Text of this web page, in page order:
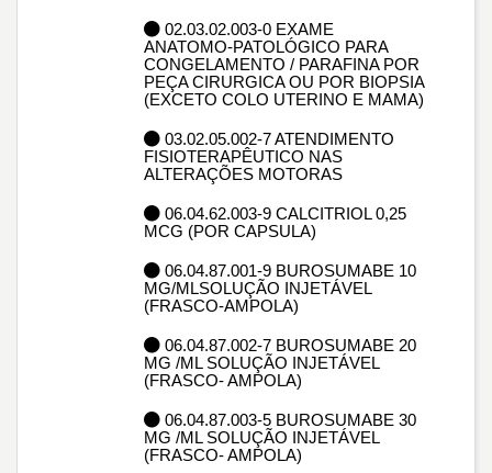
02.03.02.003-0 EXAME
ANATOMO-PATOLÓGICO PARA
CONGELAMENTO / PARAFINA POR
PEÇA CIRURGICA OU POR BIOPSIA
(EXCETO COLO UTERINO E MAMA)
03.02.05.002-7 ATENDIMENTO
FISIOTERAPÊUTICO NAS
ALTERAÇÕES MOTORAS
06.04.62.003-9 CALCITRIOL 0,25
MCG (POR CAPSULA)
06.04.87.001-9 BUROSUMABE 10
MG/MLSOLUÇÃO INJETÁVEL
(FRASCO-AMPOLA)
06.04.87.002-7 BUROSUMABE 20
MG /ML SOLUÇÃO INJETÁVEL
(FRASCO- AMPOLA)
06.04.87.003-5 BUROSUMABE 30
MG /ML SOLUÇÃO INJETÁVEL
(FRASCO- AMPOLA)